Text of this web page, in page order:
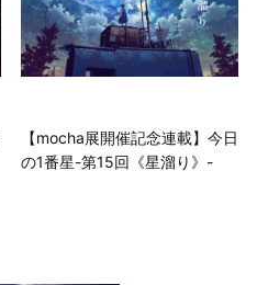
【mocha展開催記念連載】今日
の1番星-第15回《星溜り》-